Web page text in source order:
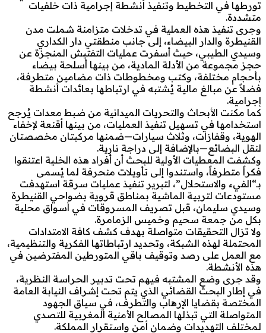
تورطها في التخطيط وتنفيذ أنشطة إجرامية ذات خلفيات
متشددة.
وجرى تنفيذ هذه العملية في تدخلات متزامنة شملت مدن
القنيطرة والدار البيضاء، إلى جانب منطقتي دار الكداري
وسيدي الطيبي، حيث أسفرت عمليات التفتيش المنجزة عن
حجز مجموعة من الأدلة المادية، من بينها أسلحة بيضاء
بأحجام مختلفة، وكتب ومخطوطات ذات مضامين متطرفة،
فضلاً عن مبالغ مالية يُشتبه في ارتباطها بعائدات أنشطة
إجرامية.
كما مكنت الأبحاث والتحريات الميدانية من ضبط معدات يُرجح
استخدامها في تسهيل تنفيذ العمليات، من بينها أقنعة لإخفاء
الهوية، وقفازات، وثلاث سيارات—ضمنها مركبتان مخصصتان
لنقل البضائع—بالإضافة إلى دراجة نارية.
وكشفت المعطيات الأولية للبحث أن أفراد هذه الخلية اعتنقوا
فكراً متطرفاً، واستندوا إلى تأويلات منحرفة لما يُسمى
بـ“الفيء والاستحلال”، لتبرير تنفيذ عمليات سرقة استهدفت
مستودعات لتربية الماشية بمناطق قروية بضواحي القنيطرة
وسيدي سليمان، قبل تصريف المسروقات في أسواق محلية
بكل من جمعة سحيم وخميس الزمامرة.
ولا تزال التحقيقات متواصلة بهدف كشف كافة الامتدادات
المحتملة لهذه الشبكة، وتحديد ارتباطاتها الفكرية والتنظيمية،
مع العمل على رصد وتوقيف باقي المتورطين المفترضين في
هذه الأنشطة.
وقد جرى وضع المشتبه فيهم تحت تدبير الحراسة النظرية،
في إطار البحث القضائي الذي يتم تحت إشراف النيابة العامة
المختصة بقضايا الإرهاب والتطرف، في سياق الجهود
المتواصلة التي تبذلها المصالح الأمنية المغربية للتصدي
لمختلف التهديدات وضمان أمن واستقرار المملكة.